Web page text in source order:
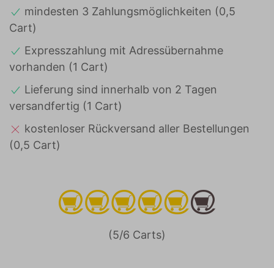
mindesten 3 Zahlungsmöglichkeiten (0,5
Cart)
Expresszahlung mit Adressübernahme
vorhanden (1 Cart)
Lieferung sind innerhalb von 2 Tagen
versandfertig (1 Cart)
kostenloser Rückversand aller Bestellungen
(0,5 Cart)
(5/6 Carts)